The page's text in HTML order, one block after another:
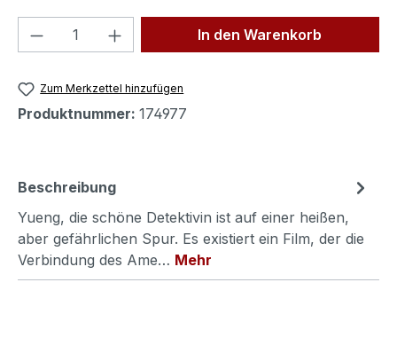
Produkt Anzahl: Gib denIn den Warenkorb
Zum Merkzettel hinzufügen
Produktnummer: 174977
Beschreibung
Yueng, die schöne Detektivin ist auf einer heißen,
aber gefährlichen Spur. Es existiert ein Film, der die
Verbindung des Ame… Mehr